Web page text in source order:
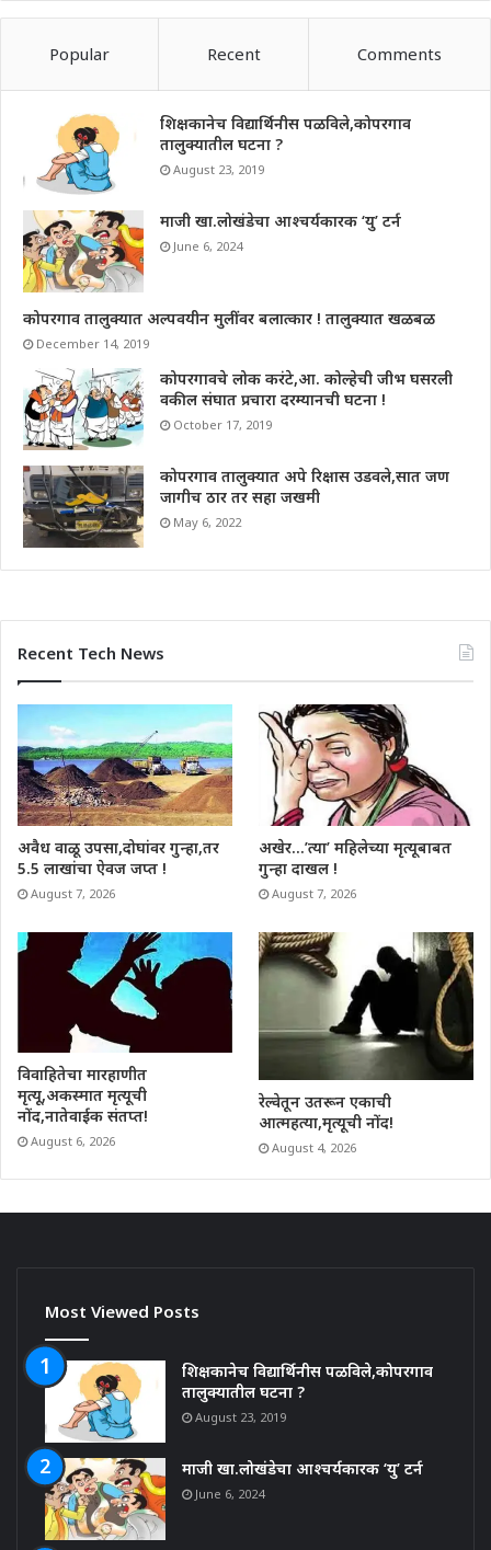
Popular Recent Comments
शिक्षकानेच विद्यार्थिनीस पळविले,कोपरगाव
तालुक्यातील घटना ?
August 23, 2019
माजी खा.लोखंडेचा आश्चर्यकारक ‘यु’ टर्न
June 6, 2024
कोपरगाव तालुक्यात अल्पवयीन मुलींवर बलात्कार ! तालुक्यात खळबळ
December 14, 2019
कोपरगावचे लोक करंटे,आ. कोल्हेची जीभ घसरली
वकील संघात प्रचारा दरम्यानची घटना !
October 17, 2019
कोपरगाव तालुक्यात अपे रिक्षास उडवले,सात जण
जागीच ठार तर सहा जखमी
May 6, 2022
Recent Tech News
अवैध वाळू उपसा,दोघांवर गुन्हा,तर
5.5 लाखांचा ऐवज जप्त !
August 7, 2026
अखेर…’त्या’ महिलेच्या मृत्यूबाबत
गुन्हा दाखल !
August 7, 2026
विवाहितेचा मारहाणीत
मृत्यू,अकस्मात मृत्यूची
नोंद,नातेवाईक संतप्त!
August 6, 2026
रेल्वेतून उतरून एकाची
आत्महत्या,मृत्यूची नोंद!
August 4, 2026
Most Viewed Posts
शिक्षकानेच विद्यार्थिनीस पळविले,कोपरगाव
तालुक्यातील घटना ?
August 23, 2019
माजी खा.लोखंडेचा आश्चर्यकारक ‘यु’ टर्न
June 6, 2024